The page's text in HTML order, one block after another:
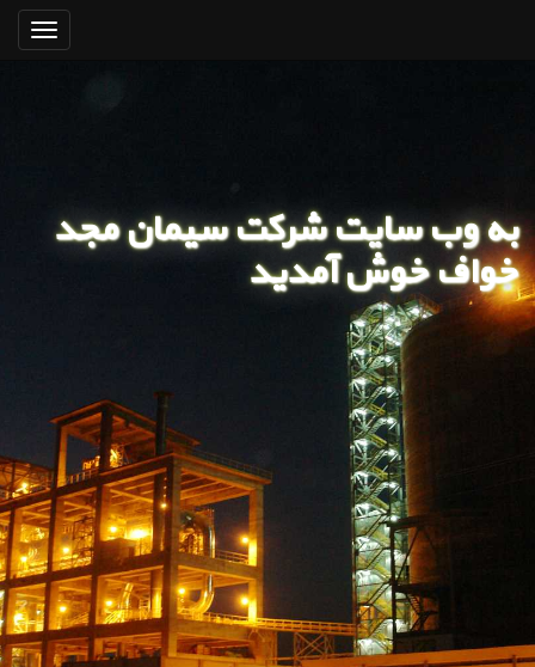
منوی
سایت
به وب سایت شرکت سیمان مجد
خواف خوش آمدید
پرتال سهامداری، خدمتی نوین به
سهامدارن شرکت